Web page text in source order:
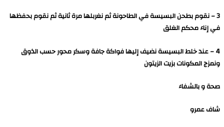
3 – نقوم بطحن البسيسة في الطاحونة ثم نغربلها مرة ثانية ثم نقوم بحفظها
في إناء محكم الغلق
4 – عند خلط البسيسة نضيف إليها فواكة جافة وسكر محور حسب الذوق
ونمزج المكونات بزيت الزيتون
صحة و بالشفاء
شاف عمرو